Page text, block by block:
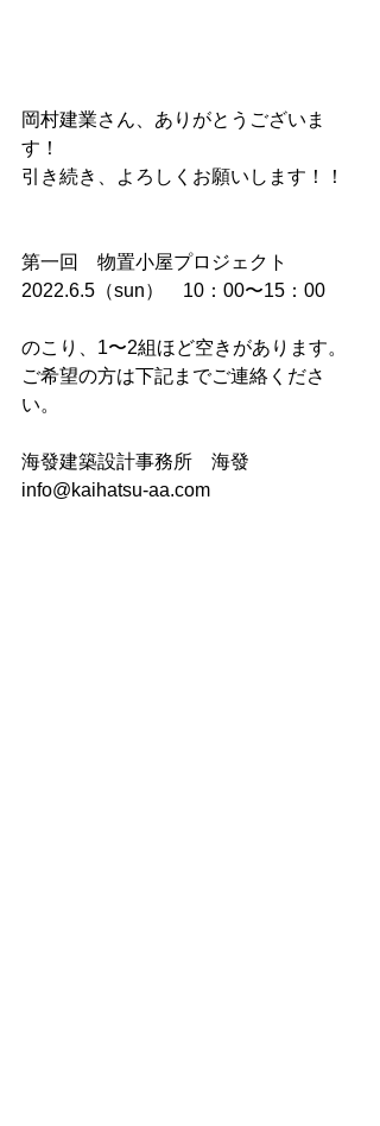
岡村建業さん、ありがとうございま
す！
引き続き、よろしくお願いします！！
第一回　物置小屋プロジェクト
2022.6.5（sun）　10：00〜15：00
のこり、1〜2組ほど空きがあります。
ご希望の方は下記までご連絡くださ
い。
海發建築設計事務所　海發
info@kaihatsu-aa.com